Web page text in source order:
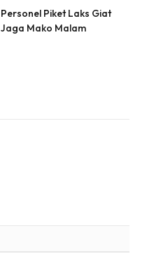
Personel Piket Laks Giat
Jaga Mako Malam